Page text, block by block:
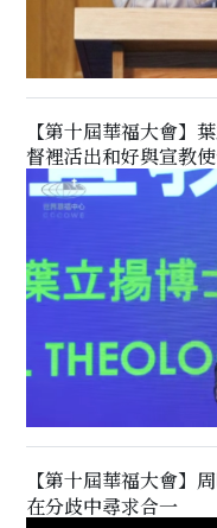
【第十屆華福大會】
督裡活出和好與宣教
【第十屆華福大會】
在分歧中尋求合一